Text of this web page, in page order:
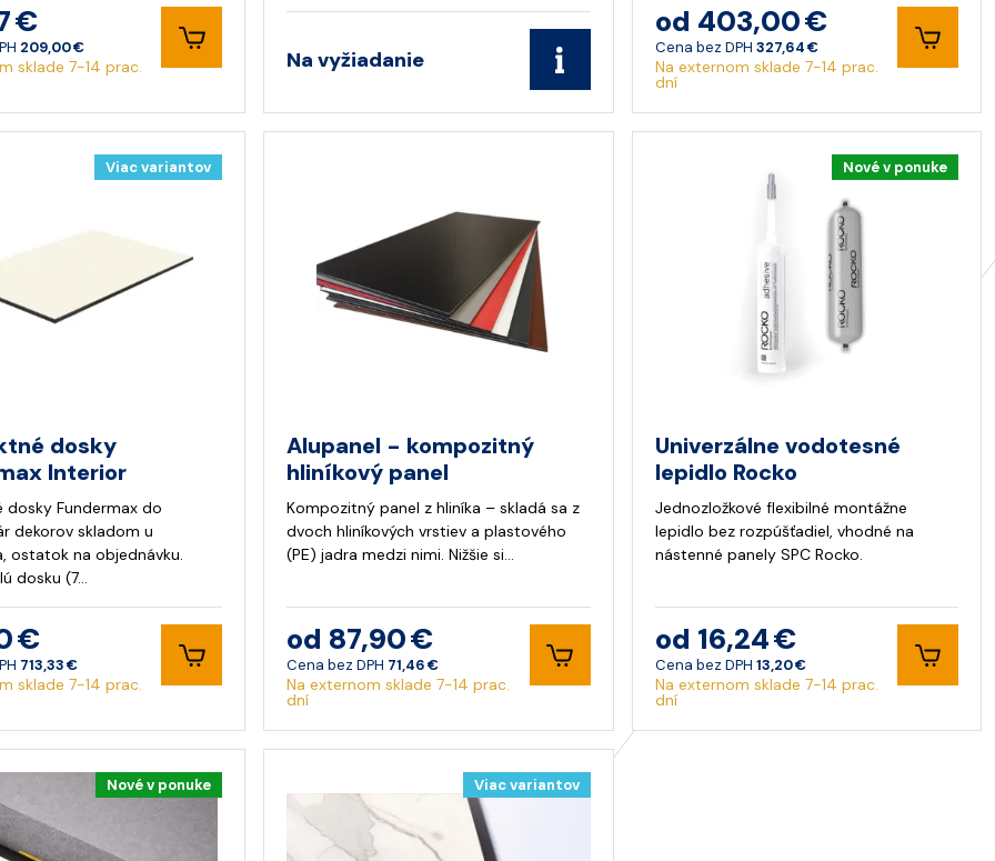
€
209,00 €
sklade 7-14 prac. Na vyžiadanie
od 403,00 €
Cena bez DPH 327,64 €
Na externom sklade 7-14 prac.
dní
Viac variantov
dosky
Interior
dosky Fundermax do
dekorov skladom u
ostatok na objednávku.
dosku (7…
€
713,33 €
sklade 7-14 prac.
Alupanel - kompozitný
hliníkový panel
Kompozitný panel z hliníka – skladá sa z
dvoch hliníkových vrstiev a plastového
(PE) jadra medzi nimi. Nižšie si…
od 87,90 €
Cena bez DPH 71,46 €
Na externom sklade 7-14 prac.
dní
Nové v ponuke
Univerzálne vodotesné
lepidlo Rocko
Jednozložkové flexibilné montážne
lepidlo bez rozpúšťadiel, vhodné na
nástenné panely SPC Rocko.
od 16,24 €
Cena bez DPH 13,20 €
Na externom sklade 7-14 prac.
dní
Nové v ponuke Viac variantov